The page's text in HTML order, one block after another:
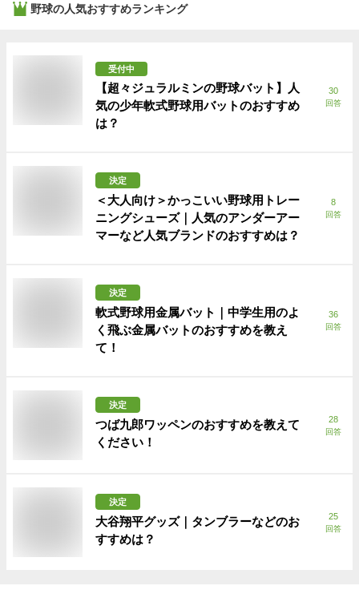
野球の人気おすすめランキング
受付中
【超々ジュラルミンの野球バット】人
気の少年軟式野球用バットのおすすめ
は？
30
回答
決定
＜大人向け＞かっこいい野球用トレー
ニングシューズ｜人気のアンダーアー
マーなど人気ブランドのおすすめは？
8
回答
決定
軟式野球用金属バット｜中学生用のよ
く飛ぶ金属バットのおすすめを教え
て！
36
回答
決定
つば九郎ワッペンのおすすめを教えて
ください！
28
回答
決定
大谷翔平グッズ｜タンブラーなどのお
すすめは？
25
回答